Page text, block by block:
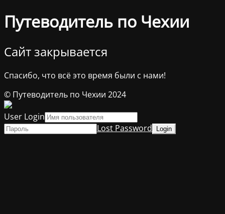
Путеводитель по Чехии
Сайт закрывается
Спасибо, что всё это время были с нами!
© Путеводитель по Чехии 2024
User Login
Lost Password